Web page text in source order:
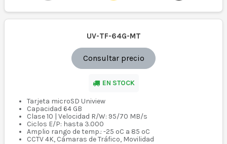
UV-TF-64G-MT
Consultar precio
EN STOCK
Tarjeta microSD Uniview
Capacidad 64 GB
Clase 10 | Velocidad R/W: 95/70 MB/s
Ciclos E/P: hasta 3.000
Amplio rango de temp.: -25 ºC a 85 ºC
CCTV 4K, Cámaras de Tráfico, Movilidad